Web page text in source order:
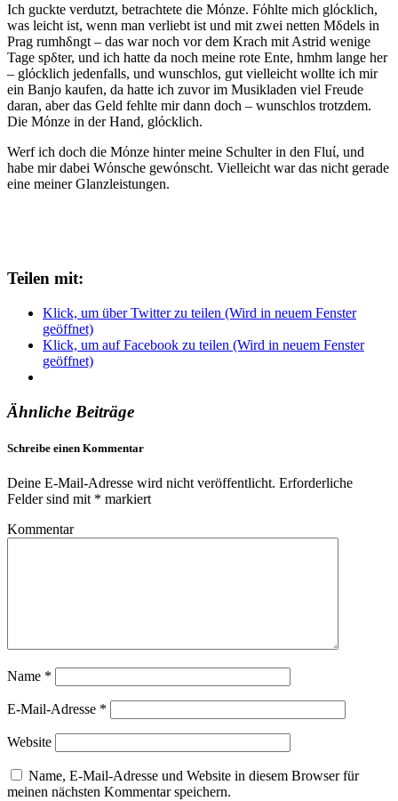
Ich guckte verdutzt, betrachtete die Mόnze. Fόhlte mich glόcklich,
was leicht ist, wenn man verliebt ist und mit zwei netten Mδdels in
Prag rumhδngt – das war noch vor dem Krach mit Astrid wenige
Tage spδter, und ich hatte da noch meine rote Ente, hmhm lange her
– glόcklich jedenfalls, und wunschlos, gut vielleicht wollte ich mir
ein Banjo kaufen, da hatte ich zuvor im Musikladen viel Freude
daran, aber das Geld fehlte mir dann doch – wunschlos trotzdem.
Die Mόnze in der Hand, glόcklich.
Werf ich doch die Mόnze hinter meine Schulter in den Fluί, und
habe mir dabei Wόnsche gewόnscht. Vielleicht war das nicht gerade
eine meiner Glanzleistungen.
Teilen mit:
Klick, um über Twitter zu teilen (Wird in neuem Fenster
geöffnet)
Klick, um auf Facebook zu teilen (Wird in neuem Fenster
geöffnet)
Ähnliche Beiträge
Schreibe einen Kommentar
Deine E-Mail-Adresse wird nicht veröffentlicht. Erforderliche
Felder sind mit * markiert
Kommentar
Name *
E-Mail-Adresse *
Website
Name, E-Mail-Adresse und Website in diesem Browser für
meinen nächsten Kommentar speichern.